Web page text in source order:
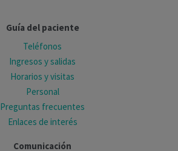
Guía del paciente
Teléfonos
Ingresos y salidas
Horarios y visitas
Personal
Preguntas frecuentes
Enlaces de interés
Comunicación